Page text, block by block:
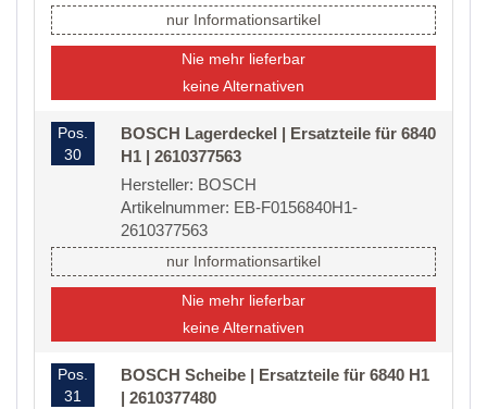
nur Informationsartikel
Nie mehr lieferbar
keine Alternativen
Pos.
30
BOSCH Lagerdeckel | Ersatzteile für 6840
H1 | 2610377563
Hersteller: BOSCH
Artikelnummer: EB-F0156840H1-
2610377563
nur Informationsartikel
Nie mehr lieferbar
keine Alternativen
Pos.
31
BOSCH Scheibe | Ersatzteile für 6840 H1
| 2610377480